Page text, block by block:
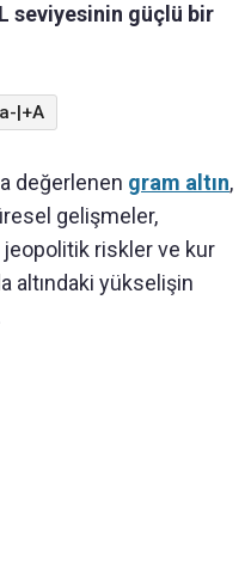
seviyesinin güçlü bir
a-|+A
değerlenen gram altın,
gelişmeler,
jeopolitik riskler ve kur
altındaki yükselişin